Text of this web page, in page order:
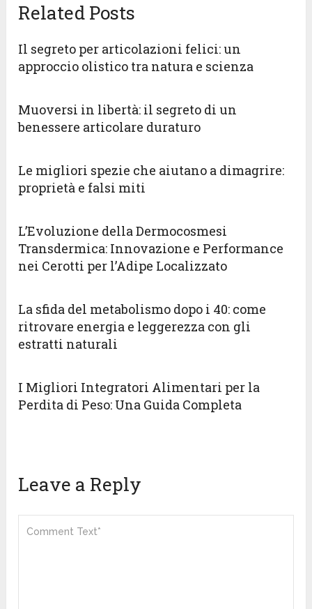
Related Posts
Il segreto per articolazioni felici: un
approccio olistico tra natura e scienza
Muoversi in libertà: il segreto di un
benessere articolare duraturo
Le migliori spezie che aiutano a dimagrire:
proprietà e falsi miti
L’Evoluzione della Dermocosmesi
Transdermica: Innovazione e Performance
nei Cerotti per l’Adipe Localizzato
La sfida del metabolismo dopo i 40: come
ritrovare energia e leggerezza con gli
estratti naturali
I Migliori Integratori Alimentari per la
Perdita di Peso: Una Guida Completa
Leave a Reply